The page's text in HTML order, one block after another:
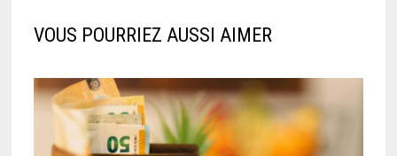
VOUS POURRIEZ AUSSI AIMER